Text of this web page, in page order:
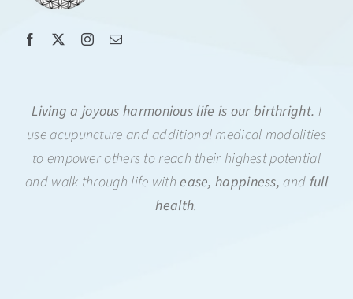
Living a joyous harmonious life is our birthright. I
use acupuncture and additional medical modalities
to empower others to reach their highest potential
and walk through life withease, happiness, and full
health.